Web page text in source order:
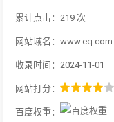
累计点击：219 次
网站域名：www.eq.com
收录时间：2024-11-01
网站打分：
百度权重：